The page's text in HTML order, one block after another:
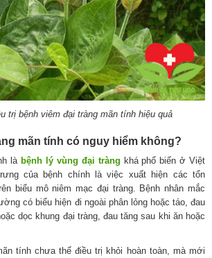
trị bệnh viêm đại tràng mãn tính hiệu quả
mãn tính có nguy hiểm không?
làbệnh lý vùng đại tràng khá phổ biến ở Việt
của bệnh chính là việc xuất hiện các tổn
biểu mô niêm mạc đại tràng. Bệnh nhân mắc
có biểu hiện đi ngoài phân lỏng hoặc táo, đau
dọc khung đại tràng, đau tăng sau khi ăn hoặc
tính chưa thể điều trị khỏi hoàn toàn, mà mới